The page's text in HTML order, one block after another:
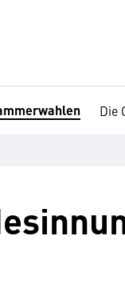
Die